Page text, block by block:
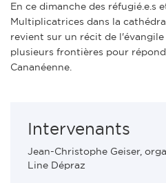
En ce dimanche des réfugié.e.s
Multiplicatrices dans la
revient sur un récit de
plusieurs frontières pour
Cananéenne.
Intervenants
Jean-Christophe Geiser,
Line Dépraz